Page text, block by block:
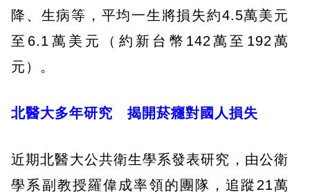
降、生病等，平均一生將損失約4.5萬美元
至6.1萬美元（約新台幣142萬至192萬
元）。
北醫大多年研究 揭開菸癮對國人損失
近期北醫大公共衛生學系發表研究，由公衛
學系副教授羅偉成率領的團隊，追蹤21萬